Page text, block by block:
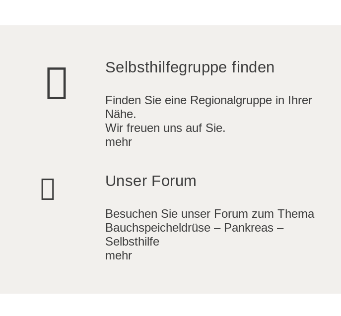
Selbsthilfegruppe finden
Finden Sie eine Regionalgruppe in Ihrer
Nähe.
Wir freuen uns auf Sie.
mehr
Unser Forum
Besuchen Sie unser Forum zum Thema
Bauchspeicheldrüse – Pankreas –
Selbsthilfe
mehr